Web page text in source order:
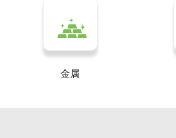
金属